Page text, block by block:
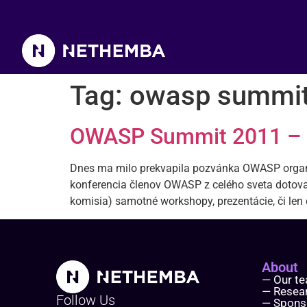
Tag: owasp
OWASP Summit 2011
Dnes ma milo prekvapila pozvánka OWASP
konferencia členov OWASP z celého sveta
komisia) samotné workshopy, prezentácie, či
Follow Us
About
— Our
—
—